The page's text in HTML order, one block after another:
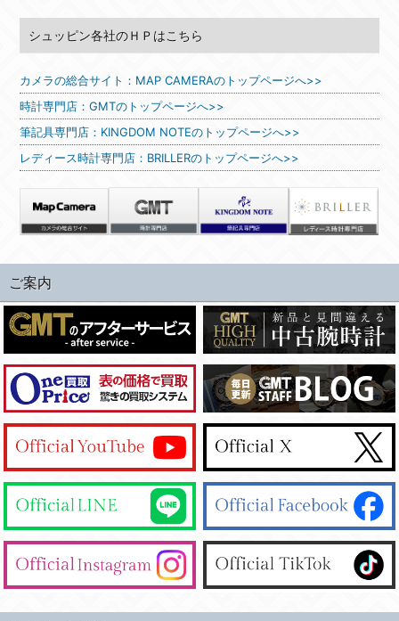
シュッピン各社のＨＰはこちら
カメラの総合サイト：MAP CAMERAのトップページへ>>
時計専門店：GMTのトップページへ>>
筆記具専門店：KINGDOM NOTEのトップページへ>>
レディース時計専門店：BRILLERのトップページへ>>
ご案内